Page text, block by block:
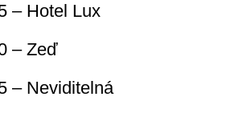
– Hotel Lux
– Zeď
– Neviditelná